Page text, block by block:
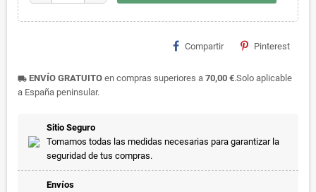
Compartir Pinterest
local_shipping ENVÍO GRATUITO en compras superiores a 70,00 €.Solo aplicable
a España peninsular.
Sitio Seguro
Tomamos todas las medidas necesarias para garantizar la
seguridad de tus compras.
Envíos